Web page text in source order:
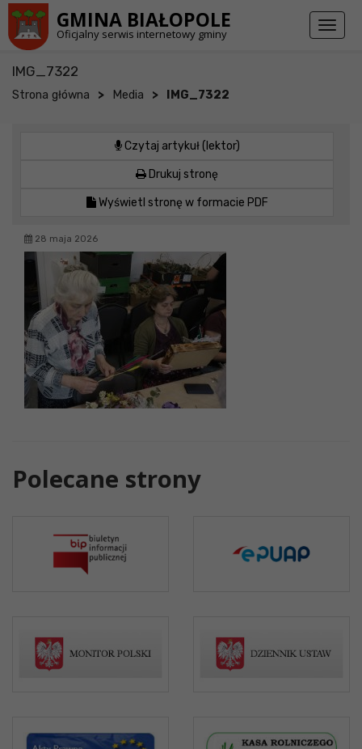
GMINA BIAŁOPOLE
Oficjalny serwis internetowy gminy
Toggle
IMG_7322
Strona główna > Media > IMG_7322
Czytaj artykuł (lektor)
Drukuj stronę
Wyświetl stronę w formacie PDF
28 maja 2026
Polecane strony